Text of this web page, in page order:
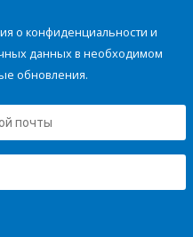
о конфиденциальности и
данных в необходимом
обновления.